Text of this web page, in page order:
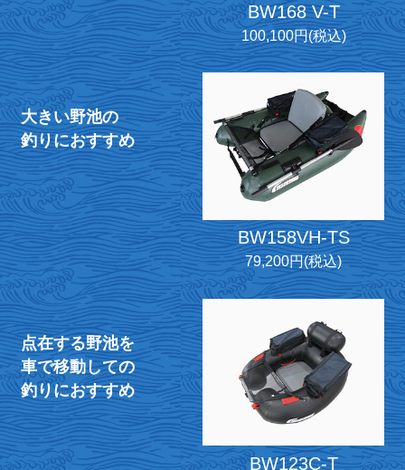
BW168 V-T
100,100円(税込)
大きい野池の
釣りにおすすめ
BW158VH-TS
79,200円(税込)
点在する野池を
車で移動しての
釣りにおすすめ
BW123C-T